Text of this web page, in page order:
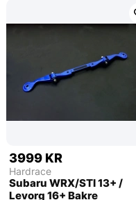
3999 KR
Hardrace
Subaru WRX/STI 13+ /
Levorg 16+ Bakre